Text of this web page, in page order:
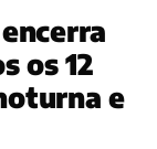
os 12
e